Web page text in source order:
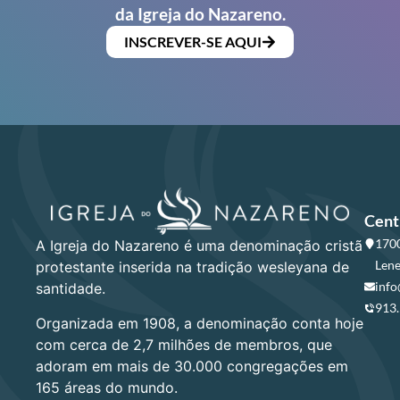
da Igreja do Nazareno.
INSCREVER-SE AQUI
A Igreja do Nazareno é uma denominação cristã
protestante inserida na tradição wesleyana de
santidade.
Organizada em 1908, a denominação conta hoje
com cerca de 2,7 milhões de membros, que
adoram em mais de 30.000 congregações em
165 áreas do mundo.